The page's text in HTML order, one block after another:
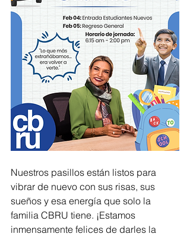
Nuestros pasillos están listos para
vibrar de nuevo con sus risas, sus
sueños y esa energía que solo la
familia CBRU tiene. ¡Estamos
inmensamente felices de darles la